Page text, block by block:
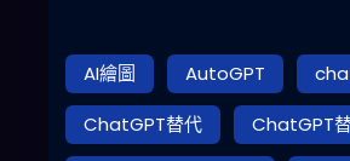
AI繪圖 AutoGPT
ChatGPT替代
ChatGPT